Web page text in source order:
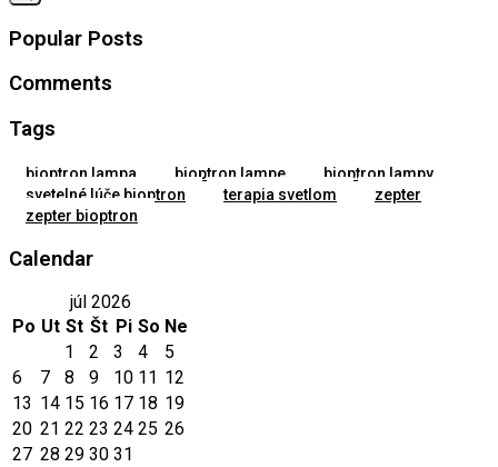
Popular Posts
Comments
Tags
bioptron lampa bioptron lampe
bioptron lampy
svetelné lúče bioptron
terapia svetlom
zepter
zepter bioptron
Calendar
júl 2026
Po Ut St Št Pi So Ne
1
2 3 4
5
6
7 8 9 10 11 12
13 14 15 16 17 18 19
20 21 22 23 24 25 26
27 28 29 30 31